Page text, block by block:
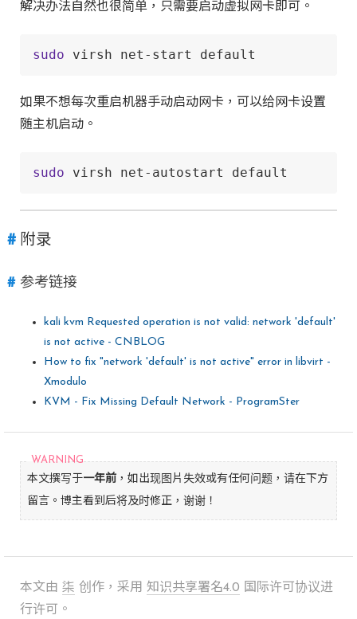
解决办法自然也很简单，只需要启动虚拟网卡即可。
sudo virsh net-start default
如果不想每次重启机器手动启动网卡，可以给网卡设置
随主机启动。
sudo virsh net-autostart default
附录
参考链接
kali kvm Requested operation is not valid: network 'default'
is not active - CNBLOG
How to fix "network 'default' is not active" error in libvirt -
Xmodulo
KVM - Fix Missing Default Network - ProgramSter
本文撰写于一年前 ，如出现图片失效或有任何问题，请在下方
留言。博主看到后将及时修正，谢谢！
本文由 柒 创作，采用 知识共享署名4.0 国际许可协议进
行许可。